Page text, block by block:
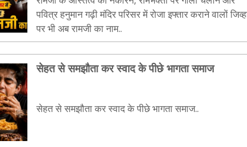
पवित्र हनुमान गढ़ी मंदिर परिसर में रोजा इफ्तार कराने वालों
पर भी अब रामजी का नाम..
सेहत से समझौता कर स्वाद के पीछे भागता समाज
सेहत से समझौता कर स्वाद के पीछे भागता समाज..